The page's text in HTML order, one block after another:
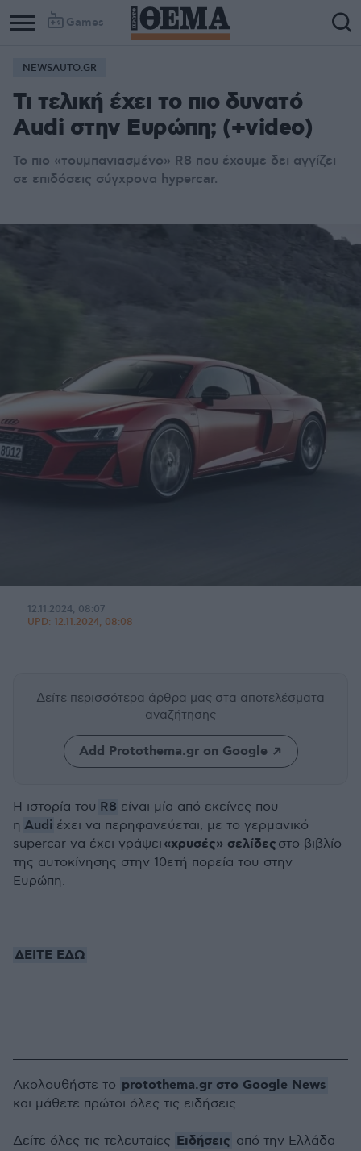
Games
NEWSAUTO.GR
Τι τελική έχει το πιο δυνατό
Audi στην Ευρώπη; (+video)
Το πιο «τουμπανιασμένο» R8 που έχουμε δει αγγίζει
σε επιδόσεις σύγχρονα hypercar.
12.11.2024, 08:07
UPD: 12.11.2024, 08:08
Δείτε περισσότερα άρθρα μας στα αποτελέσματα
αναζήτησης
Add Protothema.gr on Google
Η ιστορία του R8 είναι μία από εκείνες που
η Audi έχει να περηφανεύεται, με το γερμανικό
supercar να έχει γράψει «χρυσές» σελίδες στο βιβλίο
της αυτοκίνησης στην 10ετή πορεία του στην
Ευρώπη.
ΔΕΙΤΕ ΕΔΩ
Ακολουθήστε το protothema.gr στο Google News
και μάθετε πρώτοι όλες τις ειδήσεις
Δείτε όλες τις τελευταίες Ειδήσεις από την Ελλάδα